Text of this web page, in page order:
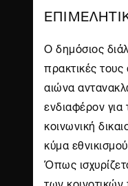
Ο δημόσιος
πρακτικές
αιώνα
ενδιαφέρον για
κοινωνική
κύμα
Όπως